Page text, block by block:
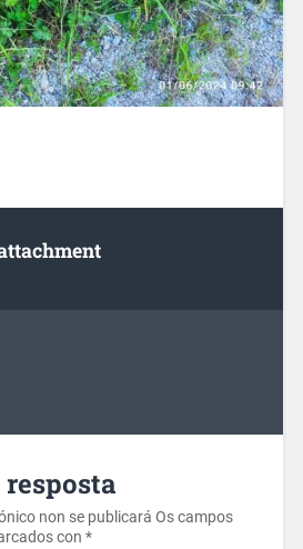
non se publicará Os campos
con *